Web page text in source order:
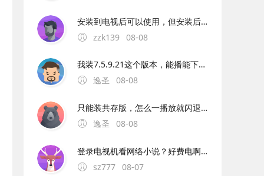
安装到电视后可以使用，但安装后改应用图标却是一大块黑色，估计是图标不正确或没有图标。另外改应用不能使用数字键选台，也不能自定义编辑频道顺序，其它都还可以。
zzk139 08-08
我装7.5.9.21这个版本，能播能下，就是不能选音频效果。一选效果就闪退。7.6.2.21的版本，播放网络音乐和下载要卡闪退，只能播放本地音乐，可以选择音效。
逸圣
08-08
只能装共存版，怎么一播放就闪退也无法下载，只能播放本地音乐。求修复啊
逸圣
08-08
登录电视机看网络小说？好费电啊。。。。
sz777 08-07